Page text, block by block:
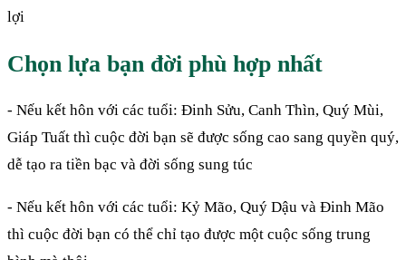
lợi
Chọn lựa bạn đời phù hợp nhất
- Nếu kết hôn với các tuổi: Đinh Sửu, Canh Thìn, Quý Mùi,
Giáp Tuất thì cuộc đời bạn sẽ được sống cao sang quyền quý,
dễ tạo ra tiền bạc và đời sống sung túc
- Nếu kết hôn với các tuổi: Kỷ Mão, Quý Dậu và Đinh Mão
thì cuộc đời bạn có thể chỉ tạo được một cuộc sống trung